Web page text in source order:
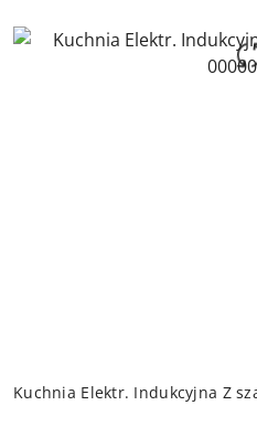
Kuchnia Elektr. Indukcyjna Z